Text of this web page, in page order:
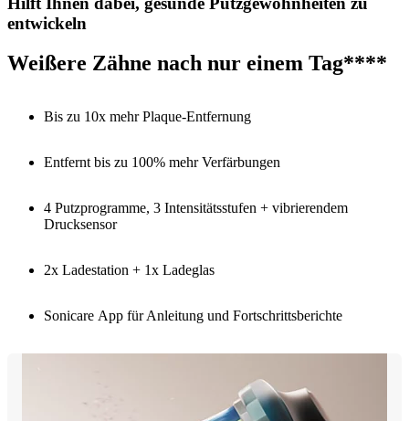
entwickeln
Weißere Zähne nach nur einem Tag****
Bis zu 10x mehr Plaque-Entfernung
Entfernt bis zu 100% mehr Verfärbungen
4 Putzprogramme, 3 Intensitätsstufen + vibrierendem
Drucksensor
2x Ladestation + 1x Ladeglas
Sonicare App für Anleitung und Fortschrittsberichte